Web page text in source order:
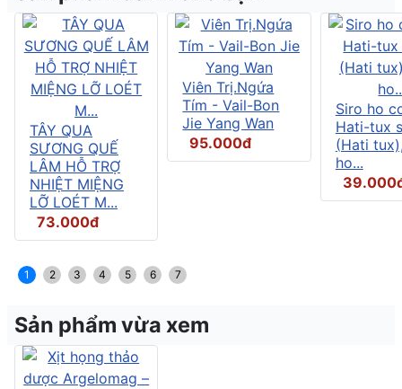
TÂY QUA
SƯƠNG QUẾ
LÂM HỖ TRỢ
NHIỆT MIỆNG
LỠ LOÉT M...
73.000đ
Viên Trị.Ngứa
Tím - Vail-Bon
Jie Yang Wan
95.000đ
Siro ho
Hati-tux
(Hati
ho...
1 2 3 4 5 6 7
Sản phẩm vừa xem